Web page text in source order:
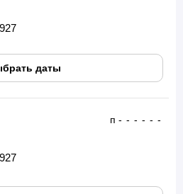
даты
п - - - - - -